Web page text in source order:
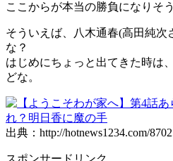
ここからが本当の勝負になりそ
そういえば、八木通春(高田純次
な？
はじめにちょっと出てきた時は
どな。
出典：http://hotnews1234.com/
スポンサードリンク